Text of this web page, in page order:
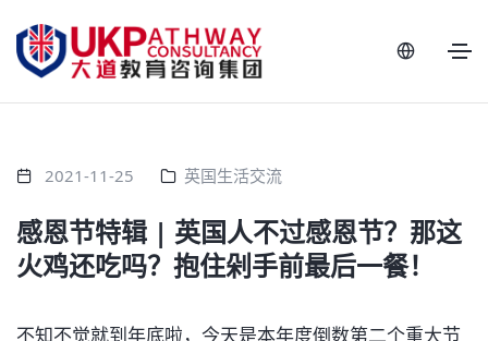
2021-11-25 英国生活交流
感恩节特辑 | 英国人不过感恩节？那这
火鸡还吃吗？抱住剁手前最后一餐！
不知不觉就到年底啦，今天是本年度倒数第二个重大节